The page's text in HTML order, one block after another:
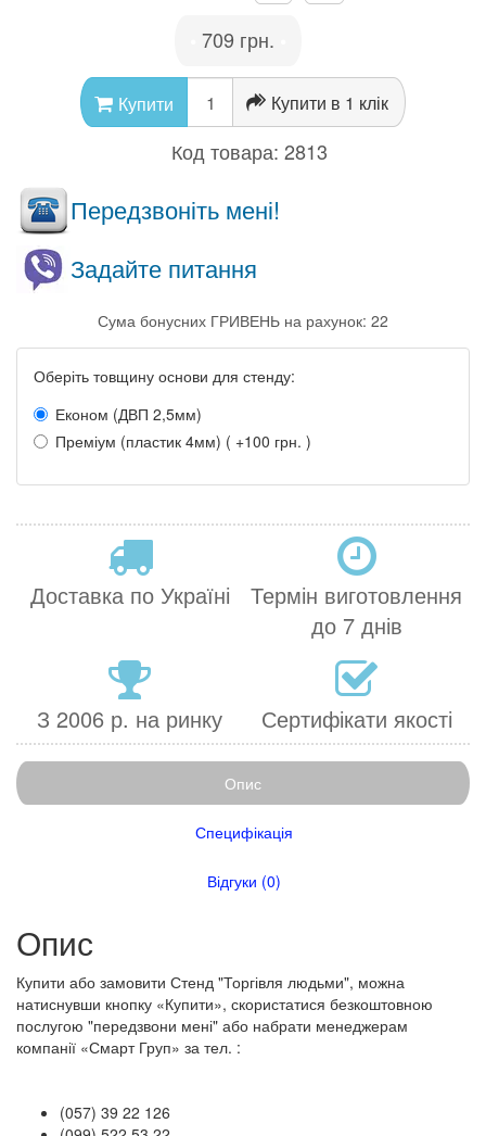
709 грн.
Купити Купити в 1 клік
Код товара: 2813
Передзвоніть мені!
Задайте питання
Сума бонусних ГРИВЕНЬ на рахунок: 22
Оберіть товщину основи для стенду:
Економ (ДВП 2,5мм)
Преміум (пластик 4мм) ( +100 грн. )
Доставка по Україні
Термін виготовлення
до 7 днів
З 2006 р. на ринку Сертифікати якості
Опис
Специфікація
Відгуки (0)
Опис
​Купити або замовити Стенд "Торгівля людьми", можна
натиснувши кнопку «Купити», скористатися безкоштовною
послугою "передзвони мені" або набрати менеджерам
компанії «Смарт Груп» за тел. :
(057) 39 22 126